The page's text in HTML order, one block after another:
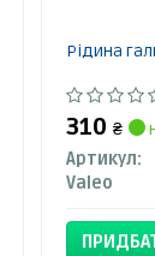
Рідина
310₴
Артикул:
Valeo